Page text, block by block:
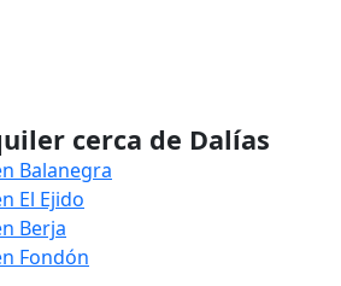
cerca de Dalías
Balanegra
El Ejido
Berja
Fondón